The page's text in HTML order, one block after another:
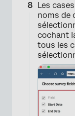
Les
noms de
cochant
tous les